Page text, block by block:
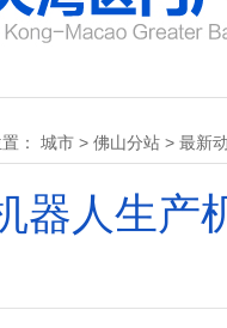
： 城市 > 佛山分站 > 最新
器人生产